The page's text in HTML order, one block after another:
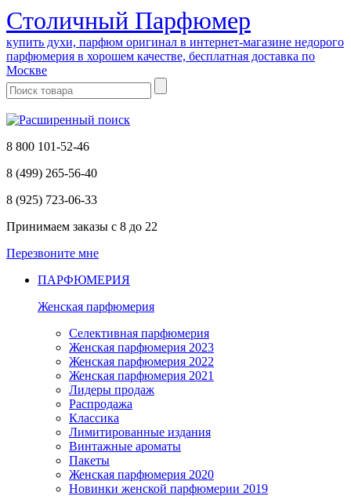
Cтоличный Парфюмер
купить духи, парфюм оригинал в интернет-магазине недорого
парфюмерия в хорошем качестве, бесплатная доставка по
Москве
8 800 101-52-46
8 (499) 265-56-40
8 (925) 723-06-33
Принимаем заказы с 8 до 22
Перезвоните мне
ПАРФЮМЕРИЯ
Женская парфюмерия
Селективная парфюмерия
Женская парфюмерия 2023
Женская парфюмерия 2022
Женская парфюмерия 2021
Лидеры продаж
Распродажа
Классика
Лимитированные издания
Винтажные ароматы
Пакеты
Женская парфюмерия 2020
Новинки женской парфюмерии 2019